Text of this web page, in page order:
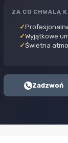
ZA CO CHWALĄ
Wyjątkowe
Świetna
Zadzwoń